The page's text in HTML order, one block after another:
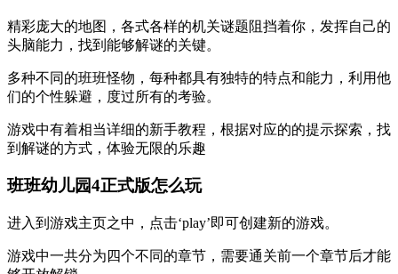
精彩庞大的地图，各式各样的机关谜题阻挡着你，发挥自己的
头脑能力，找到能够解谜的关键。
多种不同的班班怪物，每种都具有独特的特点和能力，利用他
们的个性躲避，度过所有的考验。
游戏中有着相当详细的新手教程，根据对应的的提示探索，找
到解谜的方式，体验无限的乐趣
班班幼儿园4正式版怎么玩
进入到游戏主页之中，点击‘play’即可创建新的游戏。
游戏中一共分为四个不同的章节，需要通关前一个章节后才能